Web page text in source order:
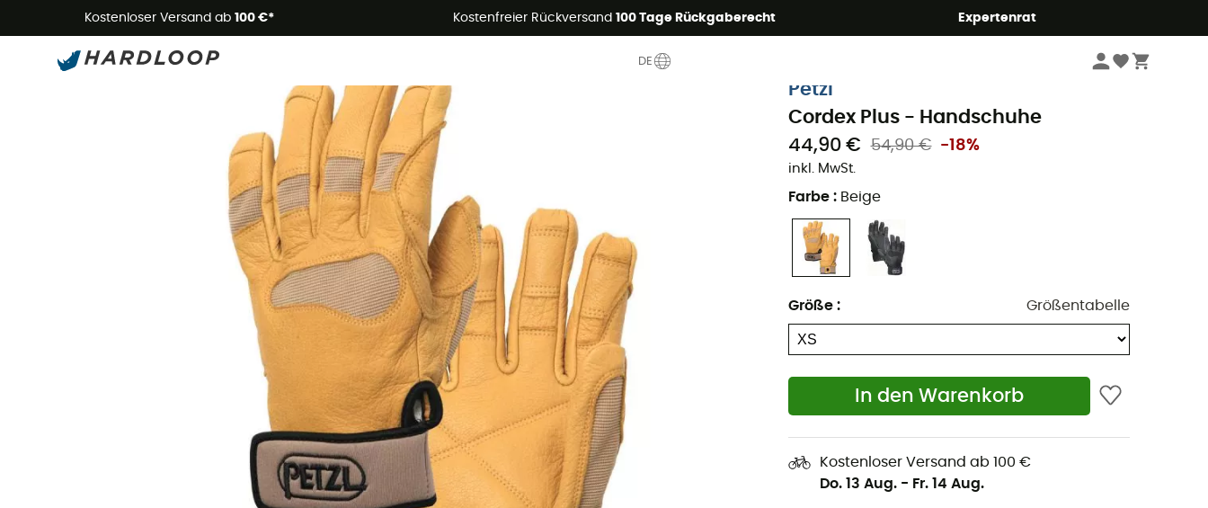
Kostenloser Versand ab 100 €* Kostenfreier Rückversand 100 Tage Rückgaberecht Expertenrat
DE
Sommerangebote🔥 -5% EXTRA ab 2 Produkten* Code Summer5
Petzl
Cordex Plus - Handschuhe
44,90 €
54,90 € -18%
inkl. MwSt.
Farbe : Beige
Größe : Größentabelle
In den Warenkorb
Kostenloser Versand ab 100 €
Do. 13 Aug. - Fr. 14 Aug.